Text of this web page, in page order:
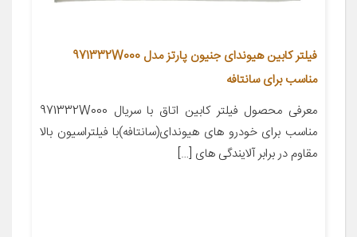
فیلتر کابین هیوندای جنیون پارتز مدل 971332W000
مناسب برای سانتافه
معرفی محصول فیلتر کابین اتاق با سریال 971332W000
مناسب برای خودرو های هیوندای(سانتافه)با فیلتراسیون بالا
مقاوم در برابر آلایندگی های […]